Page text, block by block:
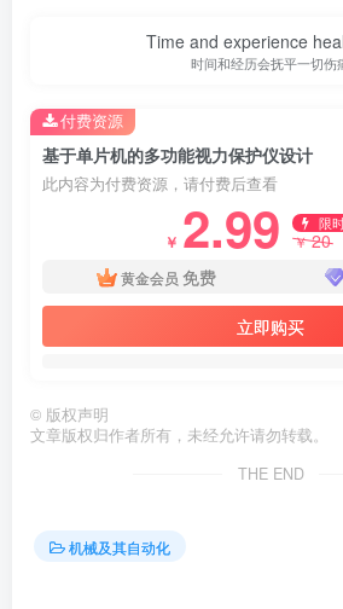
Time and experience
时间和经历会抚平一切伤
基于单片机的多功能视力保护仪设计
此内容为付费资源，请付费后查看
￥ 2.99 限
￥20
黄金会员 免费
立即购买
付费资源
© 版权声明
文章版权归作者所有，未经允许请勿转载。
THE END
机械及其自动化